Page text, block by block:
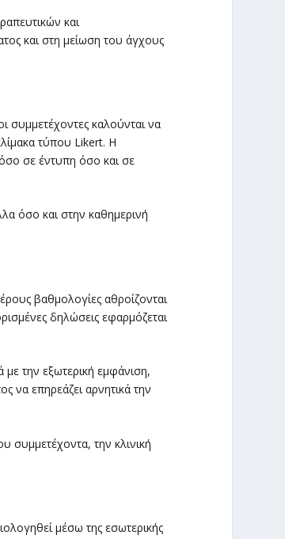
και
και στη μείωση του άγχους
συμμετέχοντες καλούνται να
τύπου Likert. Η
σε έντυπη όσο και σε
όσο και στην καθημερινή
βαθμολογίες αθροίζονται
δηλώσεις εφαρμόζεται
την εξωτερική εμφάνιση,
να επηρεάζει αρνητικά την
συμμετέχοντα, την κλινική
μέσω της εσωτερικής